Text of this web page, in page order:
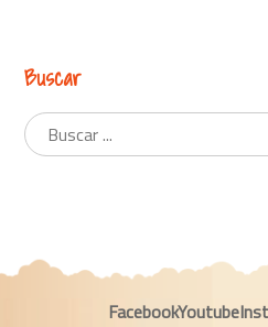
Buscar
FacebookYoutube